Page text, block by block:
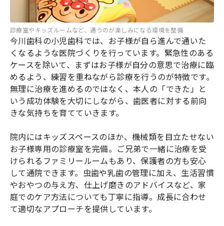
診療室やキッズルームなど、通うのが楽しみになる環境を整備
今川歯科の小児歯科では、お子様が自ら進んで通いた
くなるような医院づくりを行っています。緊急性のある
ケースを除いて、まずはお子様が自分の意思で治療に臨
めるよう、練習を重ねながら診療を行うのが特徴です。
無理に治療を進めるのではなく、本人の「できた」と
いう成功体験を大切にしながら、歯医者に対する前向
きな気持ちを育てていきます。
院内にはキッズスペースのほか、機械類を目立たせない
お子様専用の診療室を完備。ご兄弟で一緒に治療を受
けられるファミリールームもあり、保護者の方も安心
して通院できます。虫歯や乳歯の管理に加え、生活習慣
やおやつの与え方、仕上げ磨きのアドバイスなど、家
庭でのケア方法についても丁寧に指導。成長に合わせ
て適切なアプローチを提供しています。